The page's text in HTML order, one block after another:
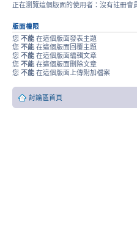
正在瀏覽這個版面的使用者：沒有註冊會
版面權限
您 不能 在這個版面發表主題
您 不能 在這個版面回覆主題
您 不能 在這個版面編輯文章
您 不能 在這個版面刪除文章
您 不能 在這個版面上傳附加檔案
討論區首頁